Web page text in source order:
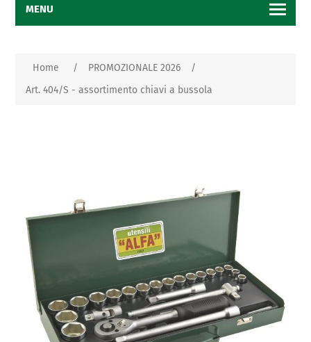
MENU
Home / PROMOZIONALE 2026
/
Art. 404/S - assortimento chiavi a bussola